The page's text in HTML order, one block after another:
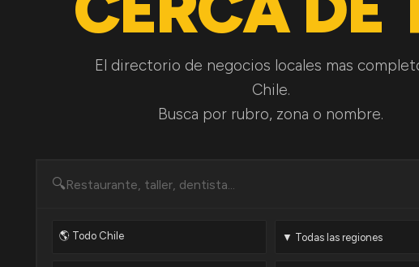
El directorio de negocios locales mas
Chile.
Busca por rubro, zona o nombre.
🔍